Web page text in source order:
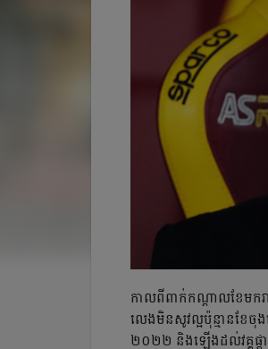
កាល​ពី​ពាក់​កណ្ដាល​ខែ​មករា​
លេង​មិន​សូវ​ល្អ​ប៉ុន្មាន​ខែ​ចុ
២០២២ និង​ឡើង​ដល់​វគ្គ​ផ្ដា